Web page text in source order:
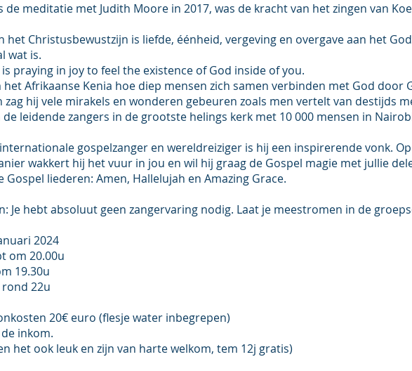
de meditatie met Judith Moore in 2017, was de kracht van het zingen van
het Christusbewustzijn is liefde, éénheid, vergeving en overgave aan het
wat is.
praying in joy to feel the existence of God inside of you.
Afrikaanse Kenia hoe diep mensen zich samen verbinden met God door
zag hij vele mirakels en wonderen gebeuren zoals men vertelt van destijds
de leidende zangers in de grootste helings kerk met 10 000 mensen in
gospelzanger en wereldreiziger is hij een inspirerende vonk.
wakkert hij het vuur in jou en wil hij graag de Gospel magie met jullie
Gospel liederen: Amen, Hallelujah en Amazing Grace.
Je hebt absoluut geen zangervaring nodig. Laat je meestromen in de
2024
om 20.00u
19.30u
22u
20€ euro (flesje water inbegrepen)
inkom.
het ook leuk en zijn van harte welkom, tem 12j gratis)